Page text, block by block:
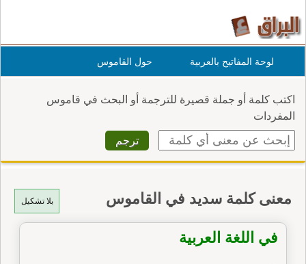
لوحة المفاتيح بالعربية حول القاموس
اكتب كلمة أو جملة قصيرة للترجمة أو البحث في قاموس
المفردات
بلا تشكيل معنى كلمة سديد في القاموس
في اللغة العربية